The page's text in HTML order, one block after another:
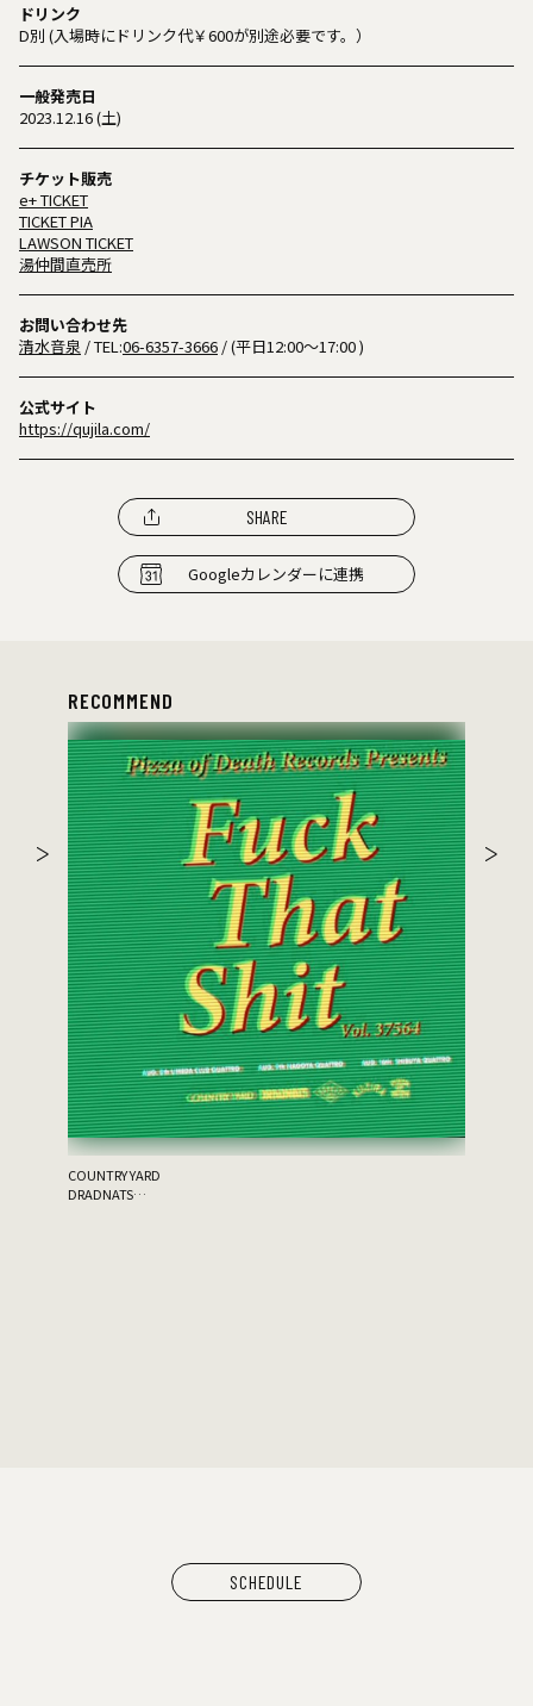
ドリンク
D別 (入場時にドリンク代￥600が別途必要です。）
一般発売日
2023.12.16 (土)
チケット販売
e+ TICKET
TICKET PIA
LAWSON TICKET
湯仲間直売所
お問い合わせ先
清水音泉 / TEL:06-6357-3666 / (平日12:00〜17:00 )
公式サイト
https://qujila.com/
SHARE
Googleカレンダーに連携
RECOMMEND
COUNTRY YARD
DRADNATS
SCHEDULE